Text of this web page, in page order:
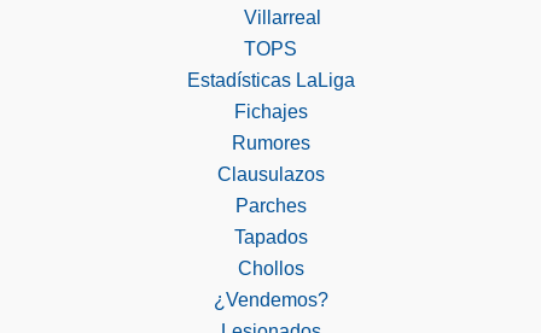
Villarreal
TOPS
Estadísticas LaLiga
Fichajes
Rumores
Clausulazos
Parches
Tapados
Chollos
¿Vendemos?